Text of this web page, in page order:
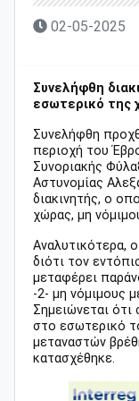
02-05-2025
Συνελήφθη
εσωτερικό της
Συνελήφθη
περιοχή του
Συνοριακής
Αστυνομίας
διακινητής, ο
χώρας, μη
Αναλυτικότερα,
διότι τον
μεταφέρει
-2- μη νόμιμους
Σημειώνεται
στο εσωτερικό
μεταναστών
κατασχέθηκε.